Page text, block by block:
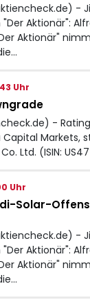
-
Aktionär":
Aktionär"
Uhr
-
Capital Markets,
Ltd. (ISIN:
Uhr
Solar-
-
Aktionär":
Aktionär"